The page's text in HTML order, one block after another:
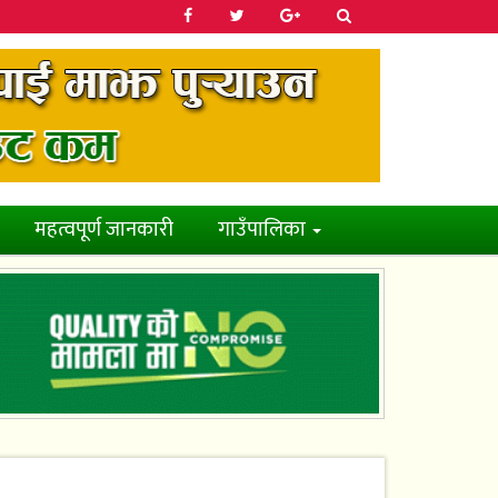
महत्वपूर्ण जानकारी गाउँपालिका